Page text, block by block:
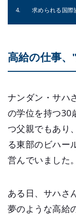
求められる国際
高給の仕事
ナンダン・サハ
の学位を持つ30
つ父親でもあり
る東部のビハー
営んでいました。
ある日、サハさ
夢のような高給